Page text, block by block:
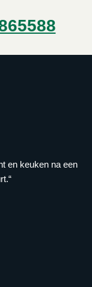
en keuken na een